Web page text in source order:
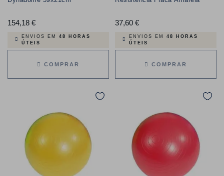
154,18 €Preço
ENVIOS EM 48 HORAS
ÚTEIS
COMPRAR
37,60 €Preço
ENVIOS EM 48 HORAS
ÚTEIS
COMPRAR